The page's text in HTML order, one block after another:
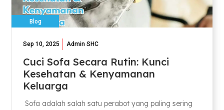
Blog
Sep 10, 2025 Admin SHC
Cuci Sofa Secara Rutin: Kunci
Kesehatan & Kenyamanan
Keluarga
Sofa adalah salah satu perabot yang paling sering